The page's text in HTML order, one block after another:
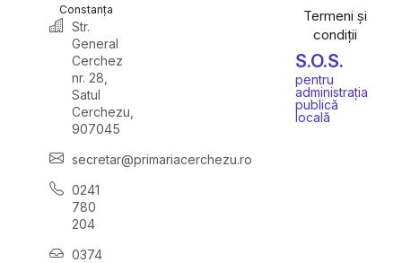
Constanța
Str.
General
Cerchez
nr. 28,
Satul
Cerchezu,
907045
secretar@primariacerchezu.ro
0241
780
204
0374
Termeni și
condiții
S.O.S.
pentru
administrația
publică
locală